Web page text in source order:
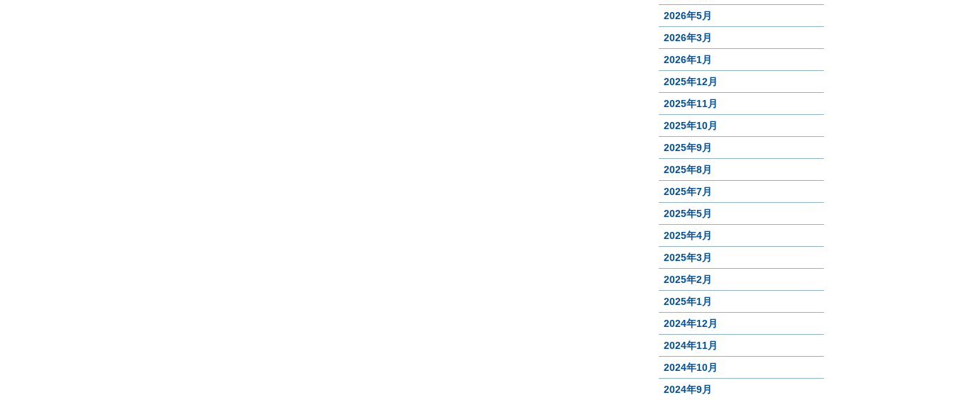
2026年5月
2026年3月
2026年1月
2025年12月
2025年11月
2025年10月
2025年9月
2025年8月
2025年7月
2025年5月
2025年4月
2025年3月
2025年2月
2025年1月
2024年12月
2024年11月
2024年10月
2024年9月